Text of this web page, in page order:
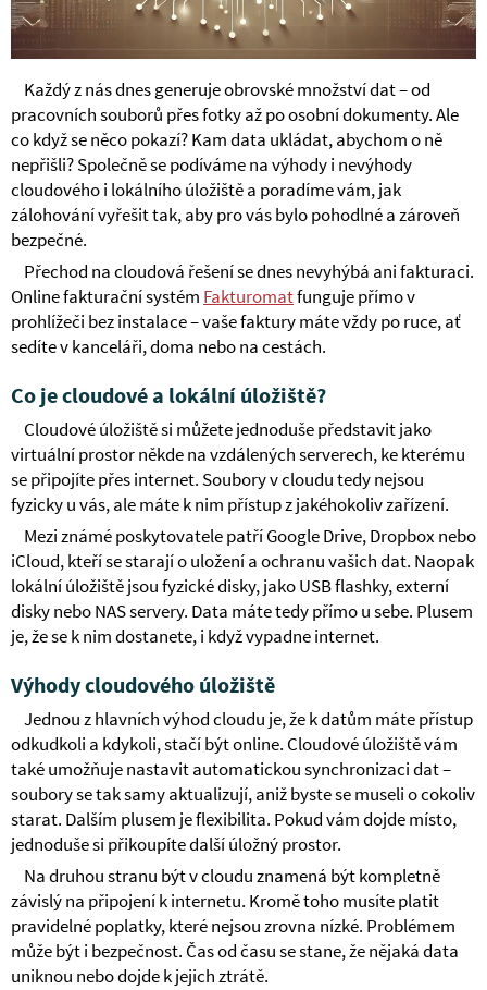
Každý z nás dnes generuje obrovské množství dat – od
pracovních souborů přes fotky až po osobní dokumenty. Ale
co když se něco pokazí? Kam data ukládat, abychom o ně
nepřišli? Společně se podíváme na výhody i nevýhody
cloudového i lokálního úložiště a poradíme vám, jak
zálohování vyřešit tak, aby pro vás bylo pohodlné a zároveň
bezpečné.
Přechod na cloudová řešení se dnes nevyhýbá ani fakturaci.
Online fakturační systém Fakturomatfunguje přímo v
prohlížeči bez instalace – vaše faktury máte vždy po ruce, ať
sedíte v kanceláři, doma nebo na cestách.
Co je cloudové a lokální úložiště?
Cloudové úložiště si můžete jednoduše představit jako
virtuální prostor někde na vzdálených serverech, ke kterému
se připojíte přes internet. Soubory v cloudu tedy nejsou
fyzicky u vás, ale máte k nim přístup z jakéhokoliv zařízení.
Mezi známé poskytovatele patří Google Drive, Dropbox nebo
iCloud, kteří se starají o uložení a ochranu vašich dat. Naopak
lokální úložiště jsou fyzické disky, jako USB flashky, externí
disky nebo NAS servery. Data máte tedy přímo u sebe. Plusem
je, že se k nim dostanete, i když vypadne internet.
Výhody cloudového úložiště
Jednou z hlavních výhod cloudu je, že k datům máte přístup
odkudkoli a kdykoli, stačí být online. Cloudové úložiště vám
také umožňuje nastavit automatickou synchronizaci dat –
soubory se tak samy aktualizují, aniž byste se museli o cokoliv
starat. Dalším plusem je flexibilita. Pokud vám dojde místo,
jednoduše si přikoupíte další úložný prostor.
Na druhou stranu být v cloudu znamená být kompletně
závislý na připojení k internetu. Kromě toho musíte platit
pravidelné poplatky, které nejsou zrovna nízké. Problémem
může být i bezpečnost. Čas od času se stane, že nějaká data
uniknou nebo dojde k jejich ztrátě.